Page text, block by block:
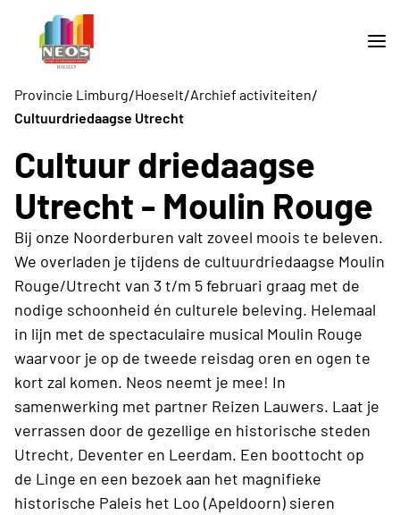
Provincie Limburg/Hoeselt/Archief activiteiten/
Cultuurdriedaagse Utrecht
Cultuur driedaagse
Utrecht - Moulin Rouge
Bij onze Noorderburen valt zoveel moois te beleven.
We overladen je tijdens de cultuurdriedaagse Moulin
Rouge/Utrecht van 3 t/m 5 februari graag met de
nodige schoonheid én culturele beleving. Helemaal
in lijn met de spectaculaire musical Moulin Rouge
waarvoor je op de tweede reisdag oren en ogen te
kort zal komen. Neos neemt je mee! In
samenwerking met partner Reizen Lauwers. Laat je
verrassen door de gezellige en historische steden
Utrecht, Deventer en Leerdam. Een boottocht op
de Linge en een bezoek aan het magnifieke
historische Paleis het Loo (Apeldoorn) sieren